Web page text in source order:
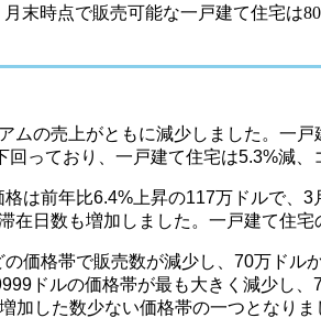
末時点で販売可能な一戸建て住宅は
ムの売上がともに減少しました。一
っており、一戸建て住宅は5.3%減、
は前年比6.4%上昇の117万ドルで、
在日数も増加しました。一戸建て住
価格帯で販売数が減少し、70万ド
ドルの価格帯が最も大きく減少し
加した数少ない価格帯の一つとなりま